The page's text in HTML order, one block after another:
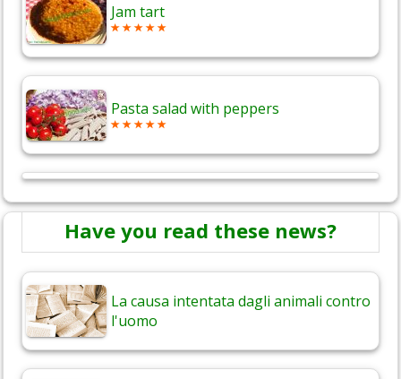
Jam tart
Pasta salad with peppers
Have you read these news?
La causa intentata dagli animali contro
l'uomo